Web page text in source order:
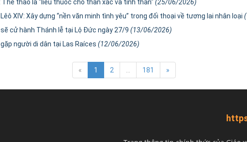
thao là “liều thuốc cho thân xác và tinh thần" (25/06/2026)
XIV: Xây dựng “nền văn minh tình yêu” trong đối thoại về tương lai nhân loại
cử hành Thánh lễ tại Lộ Đức ngày 27/9 (13/06/2026)
người di dân tại Las Raíces (12/06/2026)
« 1 2 181 »